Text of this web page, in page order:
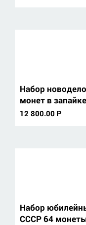
Набор
монет в запайке
12 800.00 Р
Набор
СССР 64